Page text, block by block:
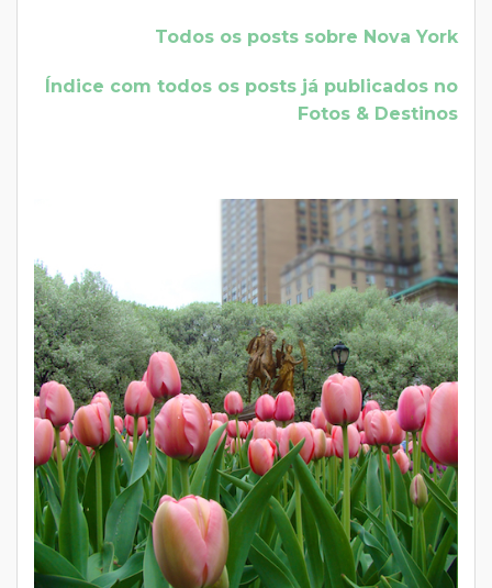
Todos os posts sobre Nova York
Índice com todos os posts já publicados no
Fotos & Destinos